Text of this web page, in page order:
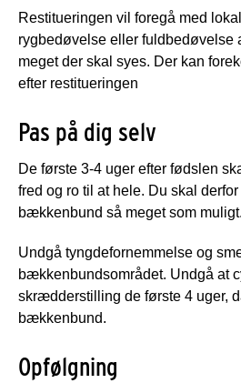
Restitueringen vil foregå med
rygbedøvelse eller fuldbedøvelse
meget der skal syes. Der kan
efter restitueringen
Pas på dig selv
De første 3-4 uger efter fødslen
fred og ro til at hele. Du skal
bækkenbund så meget som muligt.
Undgå tyngdefornemmelse og
bækkenbundsområdet. Undgå at
skrædderstilling de første 4 uger,
bækkenbund.
Opfølgning